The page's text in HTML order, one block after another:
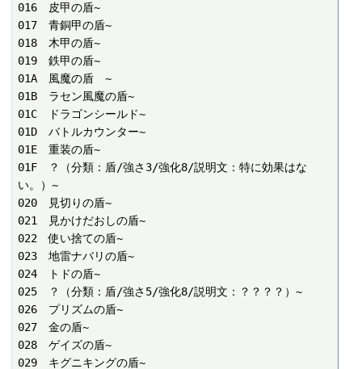
016　皮甲の盾~
017　青銅甲の盾~
018　木甲の盾~
019　鉄甲の盾~
01A　風魔の盾　~
01B　ラセン風魔の盾~
01C　ドラゴンシールド~
01D　バトルカウンター~
01E　重装の盾~
01F　？（分類：盾/強さ3/強化8/説明文：特に効果はな
い。）~
020　見切りの盾~
021　見かけだおしの盾~
022　使い捨ての盾~
023　地雷ナバリの盾~
024　トドの盾~
025　？（分類：盾/強さ5/強化8/説明文：？？？？）~
026　プリズムの盾~
027　金の盾~
028　ゲイズの盾~
029　キグニキングの盾~